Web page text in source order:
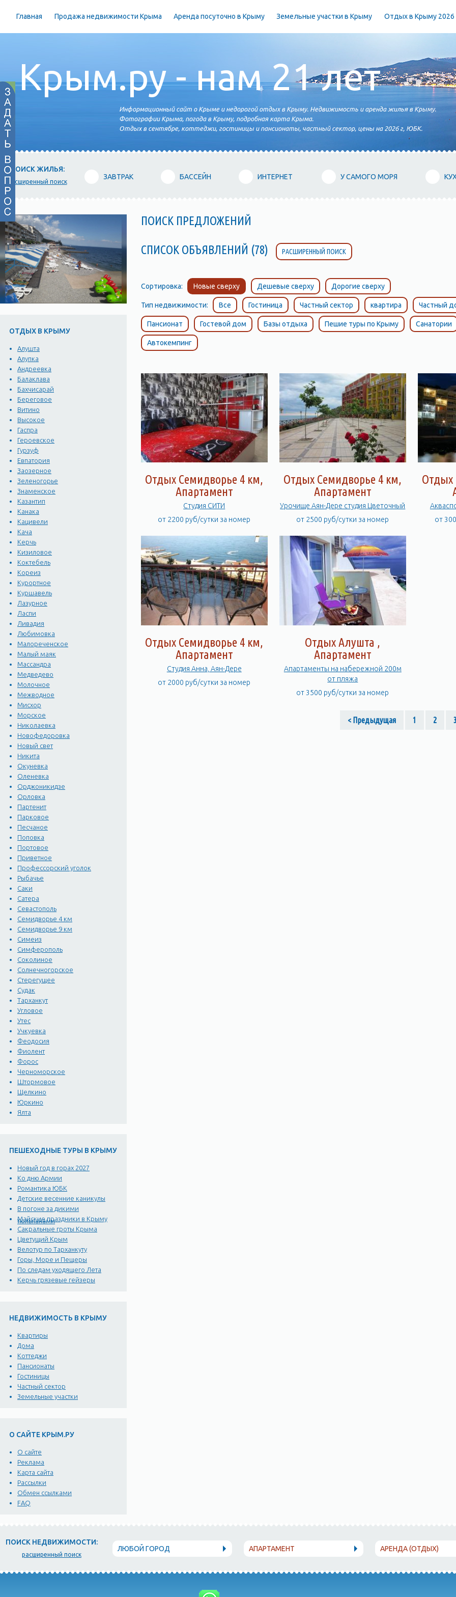
Главная Продажа недвижимости Крыма Аренда посуточно в Крыму Земельные участки в Крыму Отдых в Крыму 2026
Крым.ру - нам 21 лет
Информационный сайт о Крыме и недорогой отдых в Крыму. Недвижимость и аренда жилья в Крыму.
Фотографии Крыма, погода в Крыму, подробная карта Крыма.
Отдых в сентябре, коттеджи, гостиницы и пансионаты, частный сектор, цены на 2026 г, ЮБК.
ПОИСК ЖИЛЬЯ:
расширенный поиск
ЗАВТРАК БАССЕЙН ИНТЕРНЕТ У САМОГО МОРЯ
ОТДЫХ В КРЫМУ
Алушта
Алупка
Андреевка
Балаклава
Бахчисарай
Береговое
Витино
Высокое
Гаспра
Героевское
Гурзуф
Евпатория
Заозерное
Зеленогорье
Знаменское
Казантип
Канака
Кацивели
Кача
Керчь
Кизиловое
Коктебель
Кореиз
Курортное
Куршавель
Лазурное
Ласпи
Ливадия
Любимовка
Малореченское
Малый маяк
Массандра
Медведево
Молочное
Межводное
Мисхор
Морское
Николаевка
Новофедоровка
Новый свет
Никита
Окуневка
Оленевка
Орджоникидзе
Орловка
Партенит
Парковое
Песчаное
Поповка
Портовое
Приветное
Профессорский уголок
Рыбачье
Саки
Сатера
Севастополь
Семидворье 4 км
Семидворье 9 км
Симеиз
Симферополь
Соколиное
Солнечногорское
Стерегущее
Судак
Тарханкут
Угловое
Утес
Учкуевка
Феодосия
Фиолент
Форос
Черноморское
Штормовое
Щелкино
Юркино
Ялта
ПЕШЕХОДНЫЕ ТУРЫ В КРЫМУ
Новый год в горах 2027
Ко дню Армии
Романтика ЮБК
Детские весенние каникулы
В погоне за дикими
тюльпанами
Майские праздники в Крыму
Сакральные гроты Крыма
Цветущий Крым
Велотур по Тарханкуту
Горы, Море и Пещеры
По следам уходящего Лета
Керчь грязевые гейзеры
НЕДВИЖИМОСТЬ В КРЫМУ
Квартиры
Дома
Коттеджи
Пансионаты
Гостиницы
Частный сектор
Земельные участки
О САЙТЕ КРЫМ.РУ
О сайте
Реклама
Карта сайта
Рассылки
Обмен ссылками
FAQ
ПОИСК ПРЕДЛОЖЕНИЙ
СПИСОК ОБЪЯВЛЕНИЙ (78) РАСШИРЕННЫЙ ПОИСК
Сортировка: Новые сверху Дешевые сверху Дорогие сверху
Тип недвижимости: Все Гостиница Частный сектор квартира Частный
Пансионат Гостевой дом Базы отдыха Пешие туры по Крыму Санатории
Автокемпинг
Отдых Семидворье 4 км,
Апартамент
Студия СИТИ
от 2200 руб/сутки за номер
Отдых Семидворье 4 км,
Апартамент
Урочище Аян-Дере студия Цветочный
от 2500 руб/сутки за номер
Отдых
от
Отдых Семидворье 4 км,
Апартамент
Студия Анна, Аян-Дере
от 2000 руб/сутки за номер
Отдых Алушта ,
Апартамент
Апартаменты на набережной 200м
от пляжа
от 3500 руб/сутки за номер
< Предыдущая 1 2
ПОИСК НЕДВИЖИМОСТИ:
расширенный поиск
ЛЮБОЙ ГОРОД АПАРТАМЕНТ АРЕНДА (ОТДЫХ)